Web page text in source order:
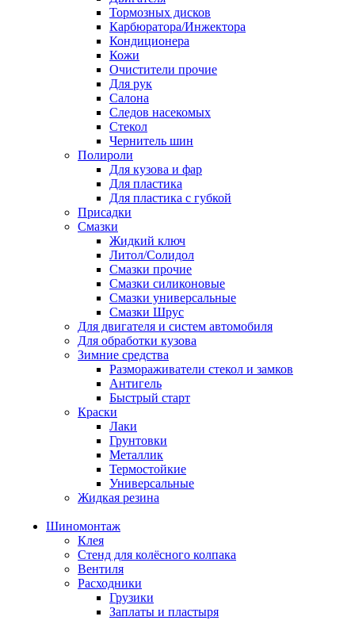
Тормозных дисков
Карбюратора/Инжектора
Кондиционера
Кожи
Очистители прочие
Для рук
Салона
Следов насекомых
Стекол
Чернитель шин
Полироли
Для кузова и фар
Для пластика
Для пластика с губкой
Присадки
Смазки
Жидкий ключ
Литол/Солидол
Смазки прочие
Смазки силиконовые
Смазки универсальные
Смазки Шрус
Для двигателя и систем автомобиля
Для обработки кузова
Зимние средства
Размораживатели стекол и замков
Антигель
Быстрый старт
Краски
Лаки
Грунтовки
Металлик
Термостойкие
Универсальные
Жидкая резина
Шиномонтаж
Клея
Стенд для колёсного колпака
Вентиля
Расходники
Грузики
Заплаты и пластыря